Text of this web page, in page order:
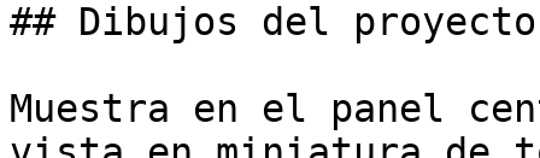
## Dibujos del
Muestra en el panel